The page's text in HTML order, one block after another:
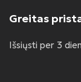
Greitas
Išsiųsti per 3